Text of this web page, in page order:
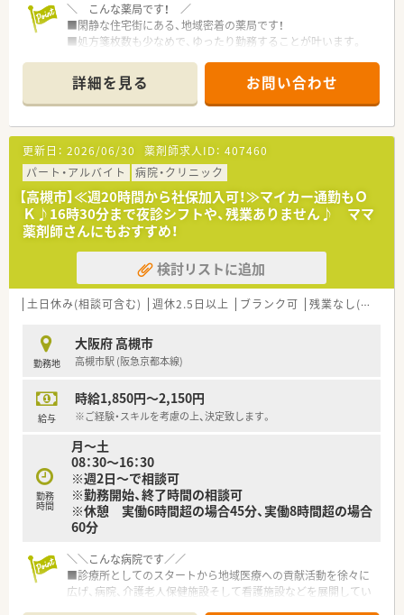
＼ こんな薬局です！ ／
■閑静な住宅街にある、地域密着の薬局です！
■処方箋枚数も少なめで、ゆったり勤務することが叶います。
■門前のクリニックさんは内科・小児科をメインで受けられてい
ます。
詳細を見る お問い合わせ
更新日： 2026/06/30 薬剤師求人ID： 407460
パート・アルバイト
病院・クリニック
【高槻市】≪週20時間から社保加入可！≫マイカー通勤もＯ
Ｋ♪16時30分まで夜診シフトや、残業ありません♪ ママ
薬剤師さんにもおすすめ！
検討リストに追加
土日休み(相談可含む) 週休2.5日以上 ブランク可 残業なし(ほぼなし含む)
勤務地
大阪府 高槻市
高槻市駅 (阪急京都本線)
給与
時給1,850円～2,150円
※ご経験・スキルを考慮の上、決定致します。
勤務
時間
月～土
08：30～16：30
※週2日～で相談可
※勤務開始、終了時間の相談可
※休憩 実働6時間超の場合45分、実働8時間超の場合
60分
＼＼こんな病院です／／
■診療所としてのスタートから地域医療への貢献活動を徐々に
広げ、病院、介護老人保健施設そして看護施設などを展開してい